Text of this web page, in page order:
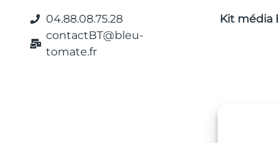
04.88.08.75.28
contactBT@bleu-
tomate.fr
Kit média